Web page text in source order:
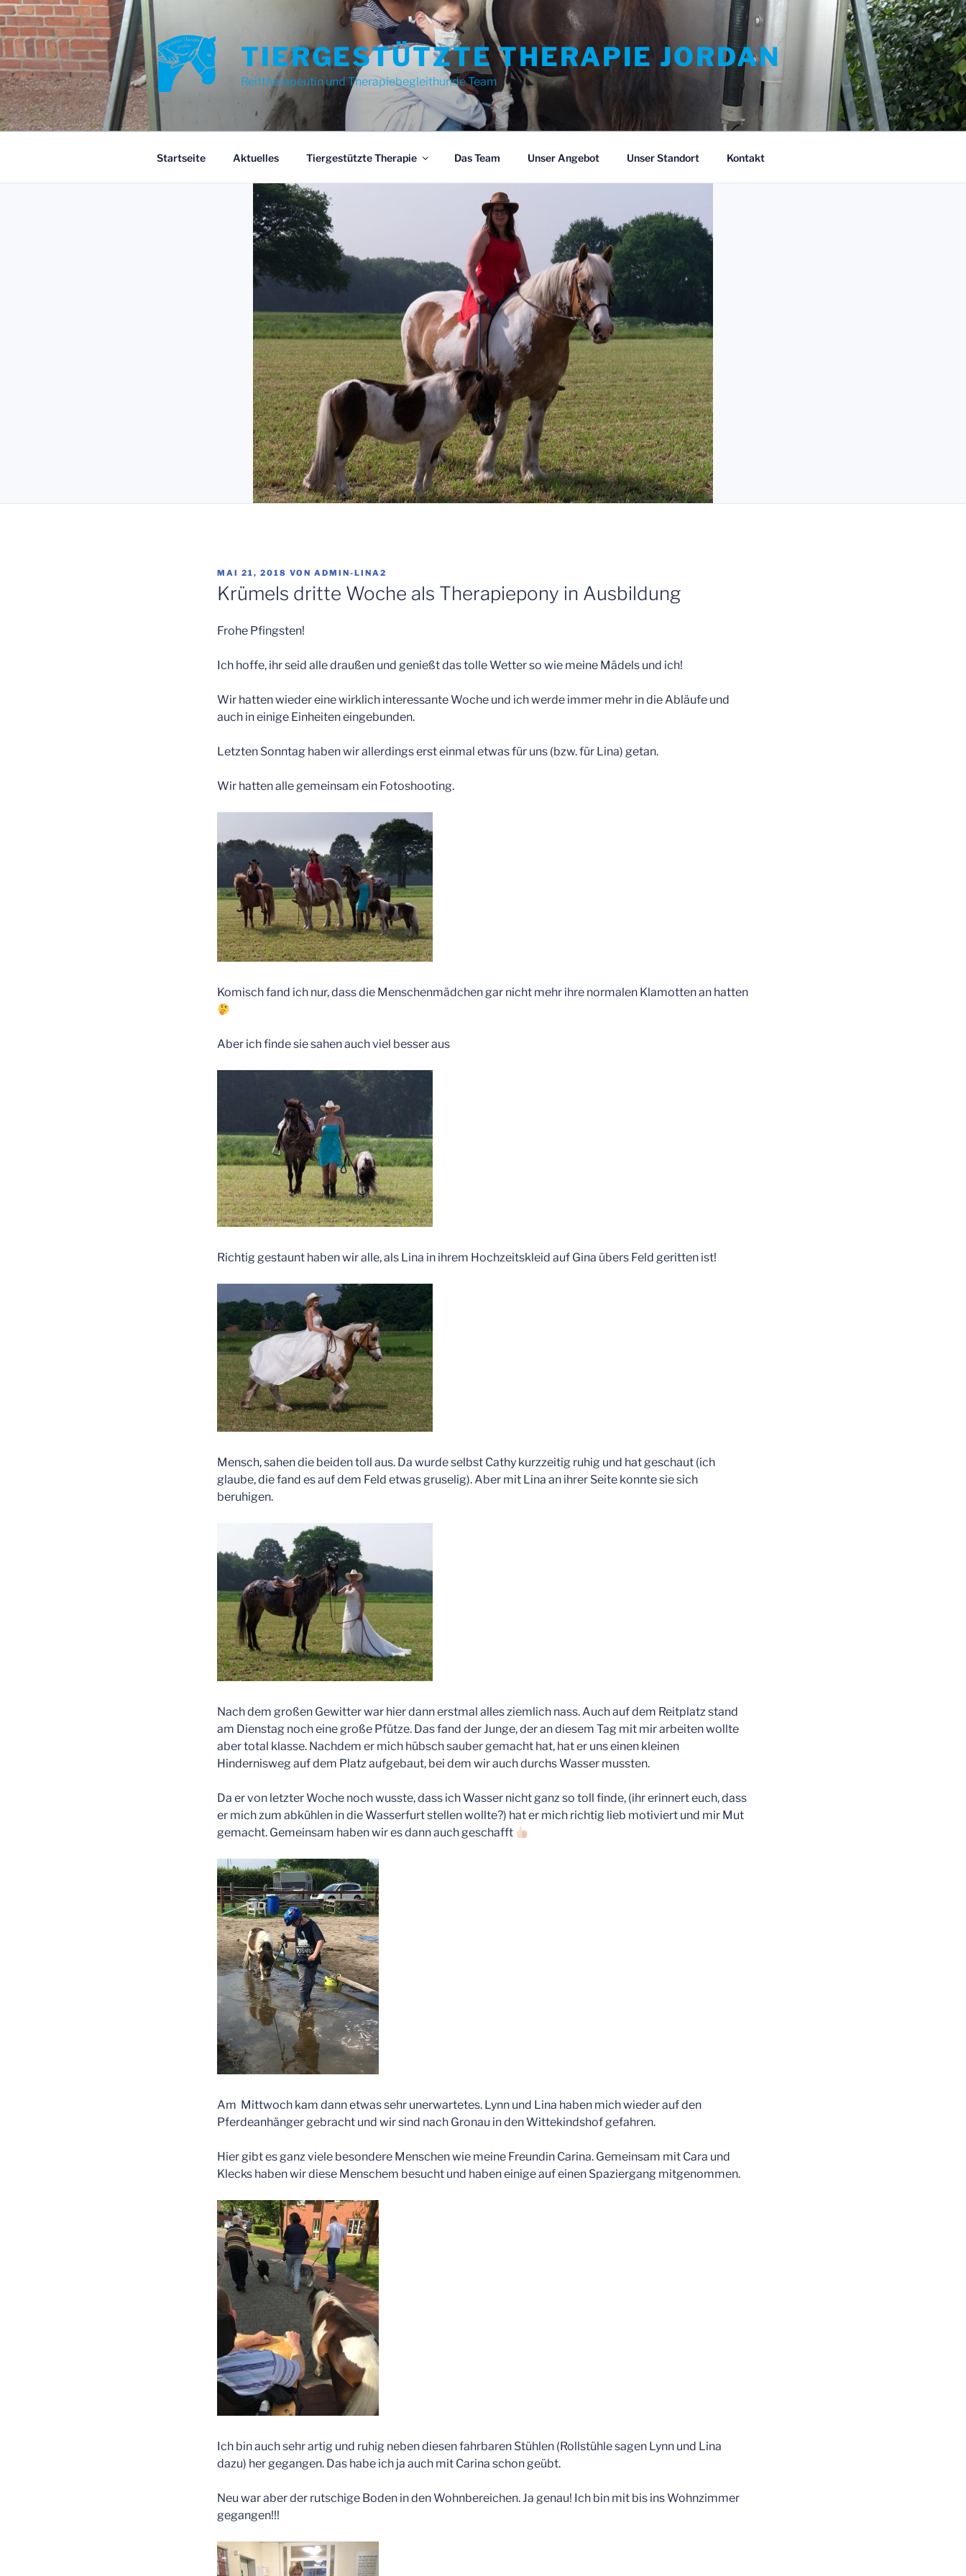
Zum
Inhalt
springen
TIERGESTÜTZTE THERAPIE JORDAN
Reittherapeutin und Therapiebegleithunde Team
Startseite Aktuelles Tiergestützte Therapie Das Team Unser Angebot Unser Standort Kontakt
VERÖFFENTLICHT
AM
MAI 21, 2018 VON ADMIN-LINA2
Krümels dritte Woche als Therapiepony in Ausbildung
Frohe Pfingsten!
Ich hoffe, ihr seid alle draußen und genießt das tolle Wetter so wie meine Mädels und ich!
Wir hatten wieder eine wirklich interessante Woche und ich werde immer mehr in die Abläufe und
auch in einige Einheiten eingebunden.
Letzten Sonntag haben wir allerdings erst einmal etwas für uns (bzw. für Lina) getan.
Wir hatten alle gemeinsam ein Fotoshooting.
Komisch fand ich nur, dass die Menschenmädchen gar nicht mehr ihre normalen Klamotten an hatten
Aber ich finde sie sahen auch viel besser aus
Richtig gestaunt haben wir alle, als Lina in ihrem Hochzeitskleid auf Gina übers Feld geritten ist!
Mensch, sahen die beiden toll aus. Da wurde selbst Cathy kurzzeitig ruhig und hat geschaut (ich
glaube, die fand es auf dem Feld etwas gruselig). Aber mit Lina an ihrer Seite konnte sie sich
beruhigen.
Nach dem großen Gewitter war hier dann erstmal alles ziemlich nass. Auch auf dem Reitplatz stand
am Dienstag noch eine große Pfütze. Das fand der Junge, der an diesem Tag mit mir arbeiten wollte
aber total klasse. Nachdem er mich hübsch sauber gemacht hat, hat er uns einen kleinen
Hindernisweg auf dem Platz aufgebaut, bei dem wir auch durchs Wasser mussten.
Da er von letzter Woche noch wusste, dass ich Wasser nicht ganz so toll finde, (ihr erinnert euch, dass
er mich zum abkühlen in die Wasserfurt stellen wollte?) hat er mich richtig lieb motiviert und mir Mut
gemacht. Gemeinsam haben wir es dann auch geschafft
Am Mittwoch kam dann etwas sehr unerwartetes. Lynn und Lina haben mich wieder auf den
Pferdeanhänger gebracht und wir sind nach Gronau in den Wittekindshof gefahren.
Hier gibt es ganz viele besondere Menschen wie meine Freundin Carina. Gemeinsam mit Cara und
Klecks haben wir diese Menschem besucht und haben einige auf einen Spaziergang mitgenommen.
Ich bin auch sehr artig und ruhig neben diesen fahrbaren Stühlen (Rollstühle sagen Lynn und Lina
dazu) her gegangen. Das habe ich ja auch mit Carina schon geübt.
Neu war aber der rutschige Boden in den Wohnbereichen. Ja genau! Ich bin mit bis ins Wohnzimmer
gegangen!!!